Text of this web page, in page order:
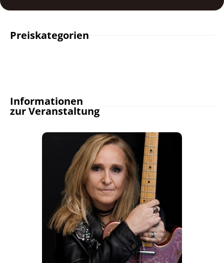
Preiskategorien
Informationen
zur Veranstaltung